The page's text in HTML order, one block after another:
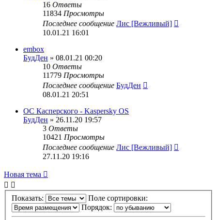
16 Ответы
11834 Просмотры
Последнее сообщение Лис [Вежливый]
10.01.21 16:01
embox
БудДен » 08.01.21 00:20
10 Ответы
11779 Просмотры
Последнее сообщение БудДен
08.01.21 20:51
ОС Касперского - Kaspersky OS
БудДен » 26.11.20 19:57
3 Ответы
10421 Просмотры
Последнее сообщение Лис [Вежливый]
27.11.20 19:16
Новая тема
Показать:
Поле сортировки:
Порядок: